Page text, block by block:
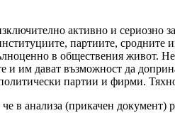
активно и сериозно
партиите,
в обществения живот.
им дават възможност да
партии и фирми.
в анализа (прикачен